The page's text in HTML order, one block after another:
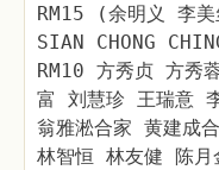
RM15 (余明义 李
SIAN CHONG
RM10 方秀贞 方秀
富 刘慧珍 王瑞意
翁雅淞合家 黄建
林智恒 林友健 陈